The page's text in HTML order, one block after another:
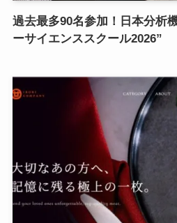
過去最多90名参加！日本分析
ーサイエンススクール2026”